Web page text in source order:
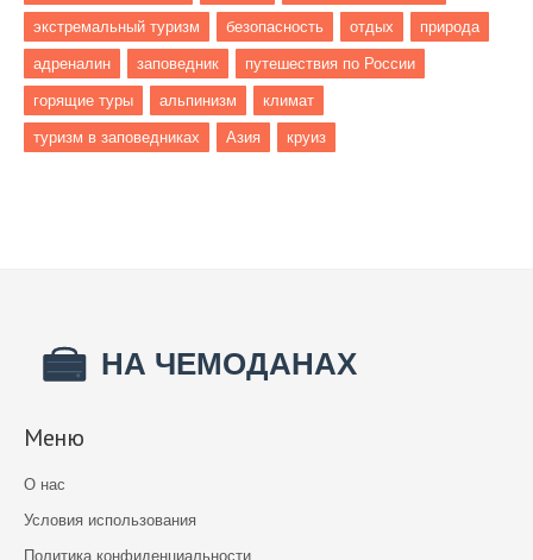
экстремальный туризм безопасность отдых природа
адреналин заповедник путешествия по России
горящие туры альпинизм климат
туризм в заповедниках Азия круиз
Меню
О нас
Условия использования
Политика конфиденциальности